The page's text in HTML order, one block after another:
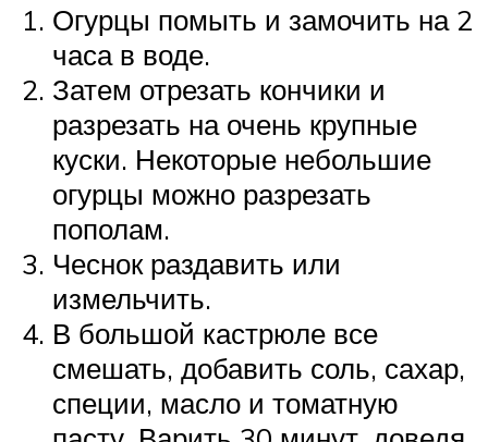
Огурцы помыть и замочить на 2
часа в воде.
Затем отрезать кончики и
разрезать на очень крупные
куски. Некоторые небольшие
огурцы можно разрезать
пополам.
Чеснок раздавить или
измельчить.
В большой кастрюле все
смешать, добавить соль, сахар,
специи, масло и томатную